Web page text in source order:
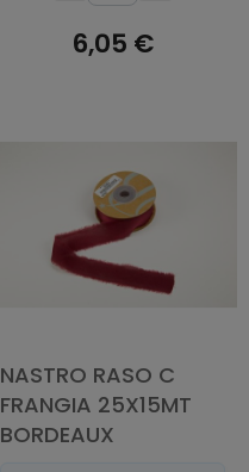
6,05 €
NASTRO RASO C
FRANGIA 25X15MT
BORDEAUX